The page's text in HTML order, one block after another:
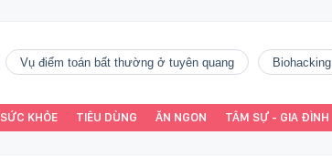
vụ điểm toán bất thường ở tuyên quang Biohacking
SỨC KHỎE TIÊU DÙNG ĂN NGON TÂM SỰ - GIA ĐÌNH